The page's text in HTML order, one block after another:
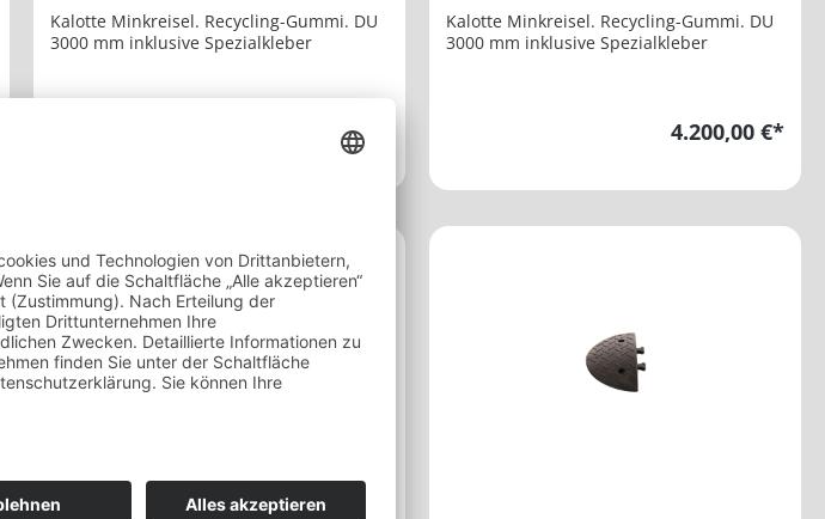
Kalotte Minkreisel. Recycling-Gummi. DU
3000 mm inklusive Spezialkleber
4.520,00 €*
Kalotte Minkreisel. Recycling-Gummi. DU
3000 mm inklusive Spezialkleber
4.200,00 €*